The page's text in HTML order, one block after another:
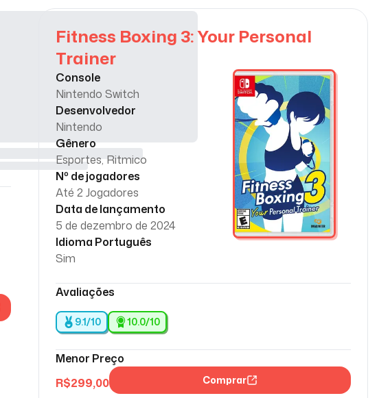
Fitness Boxing 3: Your Personal
Trainer
Console
Nintendo Switch
Desenvolvedor
Nintendo
Gênero
Esportes, Ritmico
Nº de jogadores
Até 2 Jogadores
Data de lançamento
5 de dezembro de 2024
Idioma Português
Sim
Avaliações
9.1/10 10.0/10
Menor Preço
R$299,00 Comprar